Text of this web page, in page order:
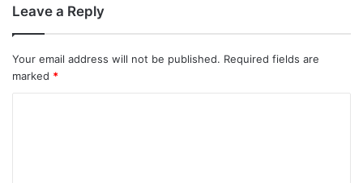
Leave a Reply
Your email address will not be published. Required fields are
marked *